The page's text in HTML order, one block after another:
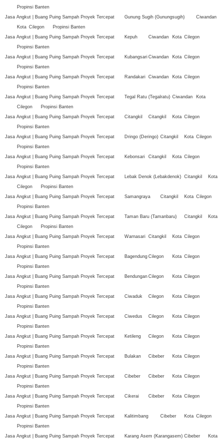
Propinsi Banten
Jasa Angkut | Buang Puing Sampah Proyek Tercepat
Gunung Sugih (Gunungsugih)
Ciwandan
Kota Cilegon
Propinsi Banten
Jasa Angkut | Buang Puing Sampah Proyek Tercepat
Kepuh Ciwandan Kota Cilegon
Propinsi Banten
Jasa Angkut | Buang Puing Sampah Proyek Tercepat
Kubangsari Ciwandan Kota Cilegon
Propinsi Banten
Jasa Angkut | Buang Puing Sampah Proyek Tercepat
Randakari Ciwandan Kota Cilegon
Propinsi Banten
Jasa Angkut | Buang Puing Sampah Proyek Tercepat
Tegal Ratu (Tegalratu) Ciwandan
Kota
Cilegon
Propinsi Banten
Jasa Angkut | Buang Puing Sampah Proyek Tercepat
Citangkil Citangkil Kota Cilegon
Propinsi Banten
Jasa Angkut | Buang Puing Sampah Proyek Tercepat
Dringo (Deringo) Citangkil Kota Cilegon
Propinsi Banten
Jasa Angkut | Buang Puing Sampah Proyek Tercepat
Kebonsari Citangkil Kota Cilegon
Propinsi Banten
Jasa Angkut | Buang Puing Sampah Proyek Tercepat
Lebak Denok (Lebakdenok) Citangkil
Kota
Cilegon
Propinsi Banten
Jasa Angkut | Buang Puing Sampah Proyek Tercepat
Samangraya Citangkil Kota Cilegon
Propinsi Banten
Jasa Angkut | Buang Puing Sampah Proyek Tercepat
Taman Baru (Tamanbaru) Citangkil
Kota
Cilegon
Propinsi Banten
Jasa Angkut | Buang Puing Sampah Proyek Tercepat
Warnasari Citangkil Kota Cilegon
Propinsi Banten
Jasa Angkut | Buang Puing Sampah Proyek Tercepat
Bagendung Cilegon Kota Cilegon
Propinsi Banten
Jasa Angkut | Buang Puing Sampah Proyek Tercepat
Bendungan Cilegon Kota Cilegon
Propinsi Banten
Jasa Angkut | Buang Puing Sampah Proyek Tercepat
Ciwaduk Cilegon Kota Cilegon
Propinsi Banten
Jasa Angkut | Buang Puing Sampah Proyek Tercepat
Ciwedus Cilegon Kota Cilegon
Propinsi Banten
Jasa Angkut | Buang Puing Sampah Proyek Tercepat
Ketileng Cilegon Kota Cilegon
Propinsi Banten
Jasa Angkut | Buang Puing Sampah Proyek Tercepat
Bulakan Cibeber Kota Cilegon
Propinsi Banten
Jasa Angkut | Buang Puing Sampah Proyek Tercepat
Cibeber Cibeber Kota Cilegon
Propinsi Banten
Jasa Angkut | Buang Puing Sampah Proyek Tercepat
Cikerai Cibeber Kota Cilegon
Propinsi Banten
Jasa Angkut | Buang Puing Sampah Proyek Tercepat
Kalitimbang Cibeber Kota Cilegon
Propinsi Banten
Jasa Angkut | Buang Puing Sampah Proyek Tercepat
Karang Asem (Karangasem) Cibeber
Kota